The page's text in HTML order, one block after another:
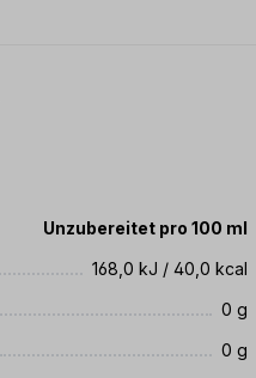
Unzubereitet pro 100 ml
168,0 kJ / 40,0 kcal
0 g
0 g